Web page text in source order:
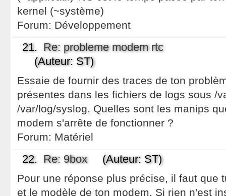
kernel (~système)
Forum: Développement
21. Re: probleme modem rtc
(Auteur: ST)
Essaie de fournir des traces de ton
présentes dans les fichiers de logs sous /
/var/log/syslog. Quelles sont les manips
modem s'arrête de fonctionner ?
Forum: Matériel
22. Re: 9box(Auteur: ST)
Pour une réponse plus précise, il faut que
et le modèle de ton modem. Si rien n'est